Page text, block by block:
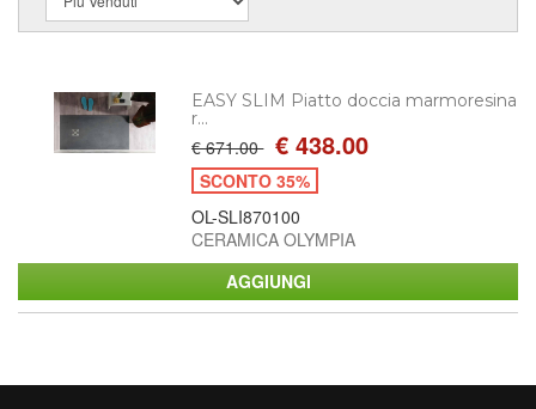
EASY SLIM Piatto doccia marmoresina
r...
€ 671.00 € 438.00
SCONTO 35%
OL-SLI870100
CERAMICA OLYMPIA